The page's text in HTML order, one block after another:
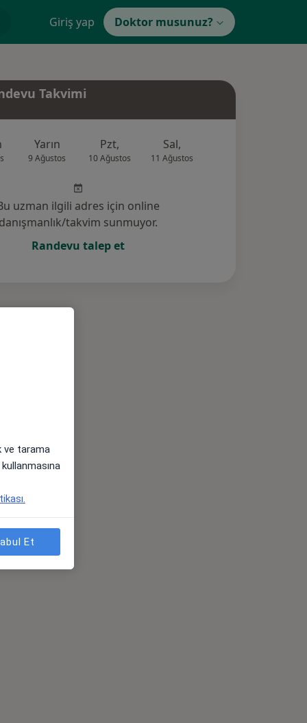
Giriş yap Doktor musunuz?
Takvimi
Yarın
9 Ağustos
Pzt,
10 Ağustos
Sal,
11 Ağustos
uzman ilgili adres için online
danışmanlık/takvim sunmuyor.
Randevu talep et
ve tarama
Et